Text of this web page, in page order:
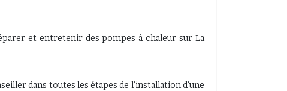
et entretenir des pompes à chaleur sur La
dans toutes les étapes de l’installation d’une